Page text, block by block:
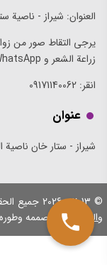
العنوان: شيراز - ناصية
يرجى التقاط صور من
زراعة الشعر و WhatsApp:
انقر:
عنوان
شيراز - ستار خان ناصية
© 2013 - 2026 جميع
والليزر: عريان
صممه وطوره